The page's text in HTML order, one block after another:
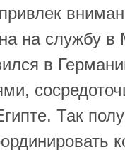
на службу
в
Так